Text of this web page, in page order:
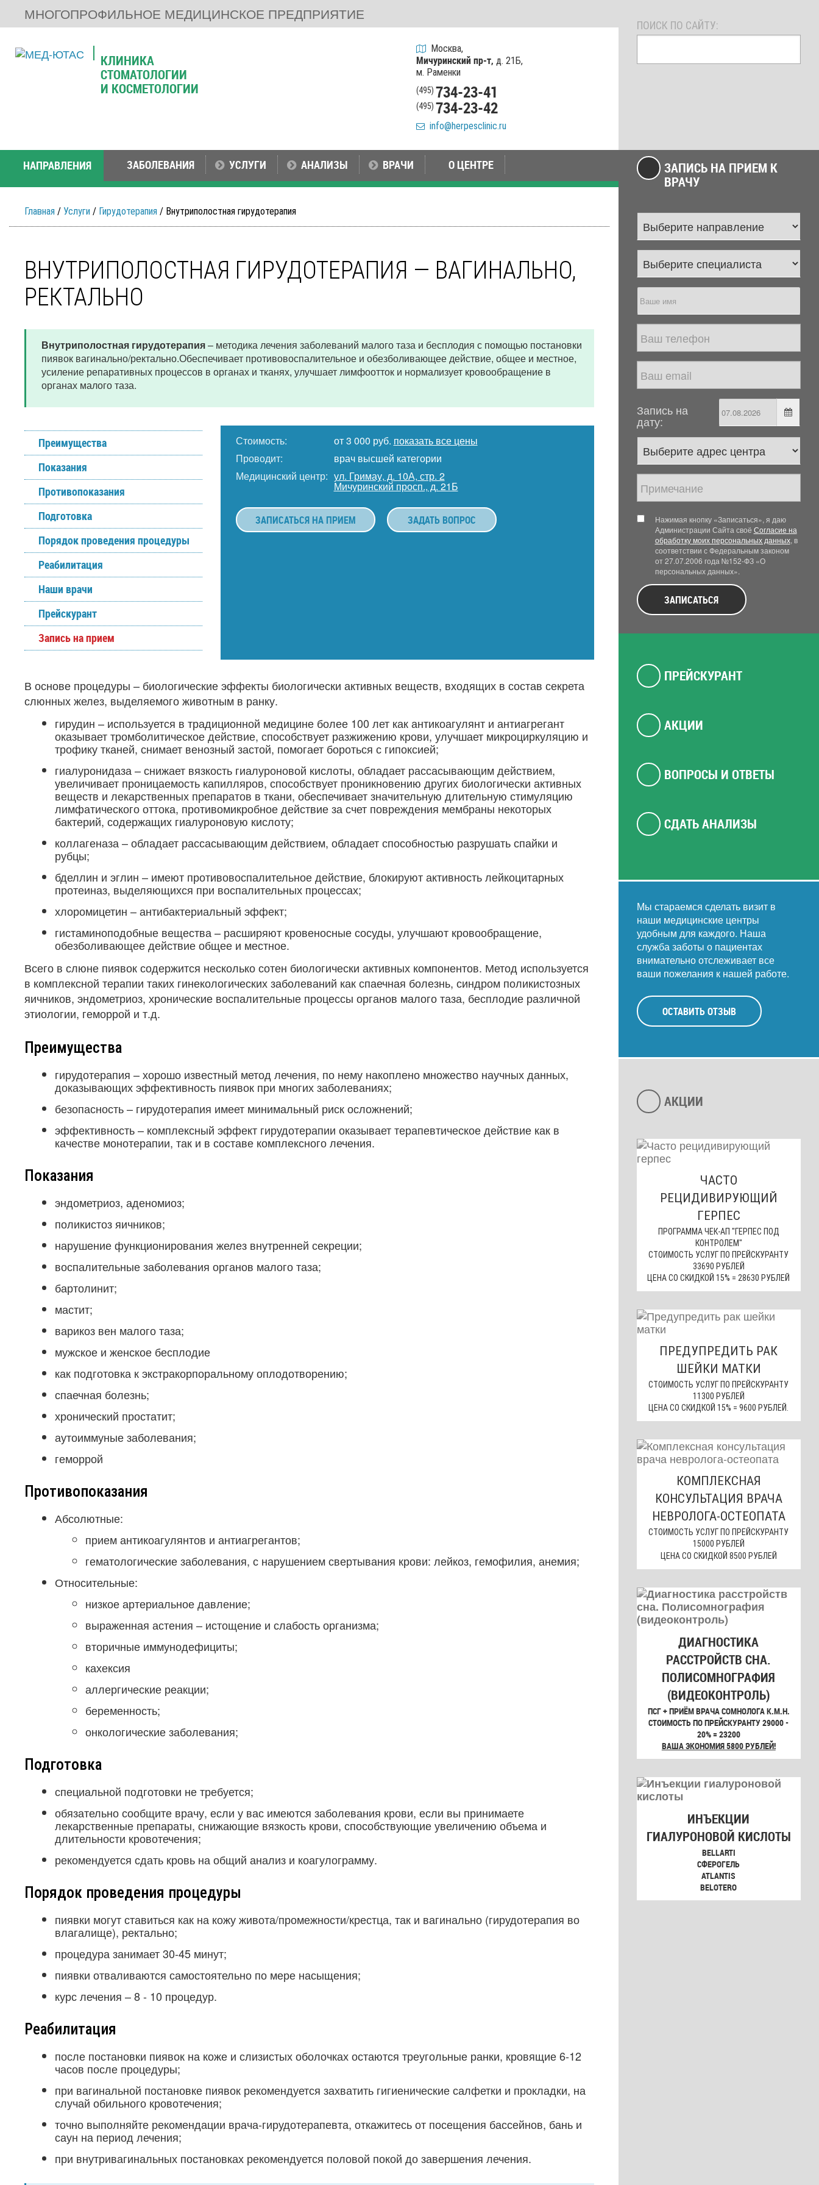
МНОГОПРОФИЛЬНОЕ МЕДИЦИНСКОЕ ПРЕДПРИЯТИЕ
КЛИНИКА
СТОМАТОЛОГИИ
И КОСМЕТОЛОГИИ
Москва,
Мичуринский пр-т, д. 21Б,
м. Раменки
(495)734-23-41
(495)734-23-42
info@herpesclinic.ru
ПОИСК ПО САЙТУ:
НАПРАВЛЕНИЯ ЗАБОЛЕВАНИЯ УСЛУГИ АНАЛИЗЫ ВРАЧИ О ЦЕНТРЕ
Главная / Услуги / Гирудотерапия / Внутриполостная гирудотерапия
ВНУТРИПОЛОСТНАЯ ГИРУДОТЕРАПИЯ — ВАГИНАЛЬНО,
РЕКТАЛЬНО
Внутриполостная гирудотерапия– методика лечения заболеваний малого таза и бесплодия с помощью постановки
пиявок вагинально/ректально.Обеспечивает противовоспалительное и обезболивающее действие, общее и местное,
усиление репаративных процессов в органах и тканях, улучшает лимфоотток и нормализует кровообращение в
органах малого таза.
Преимущества
Показания
Противопоказания
Подготовка
Порядок проведения процедуры
Реабилитация
Наши врачи
Прейскурант
Запись на прием
Стоимость: от 3 000 руб. показать все цены
Проводит:
врач высшей категории
Медицинский центр: ул. Гримау, д. 10А, стр. 2
Мичуринский просп., д. 21Б
ЗАПИСАТЬСЯ НА ПРИЕМ ЗАДАТЬ ВОПРОС
В основе процедуры – биологические эффекты биологически активных веществ, входящих в состав секрета
слюнных желез, выделяемого животным в ранку.
гирудин – используется в традиционной медицине более 100 лет как антикоагулянт и антиагрегант
оказывает тромболитическое действие, способствует разжижению крови, улучшает микроциркуляцию и
трофику тканей, снимает венозный застой, помогает бороться с гипоксией;
гиалуронидаза – снижает вязкость гиалуроновой кислоты, обладает рассасывающим действием,
увеличивает проницаемость капилляров, способствует проникновению других биологически активных
веществ и лекарственных препаратов в ткани, обеспечивает значительную длительную стимуляцию
лимфатического оттока, противомикробное действие за счет повреждения мембраны некоторых
бактерий, содержащих гиалуроновую кислоту;
коллагеназа – обладает рассасывающим действием, обладает способностью разрушать спайки и
рубцы;
бделлин и эглин – имеют противовоспалительное действие, блокируют активность лейкоцитарных
протеиназ, выделяющихся при воспалительных процессах;
хлоромицетин – антибактериальный эффект;
гистаминоподобные вещества – расширяют кровеносные сосуды, улучшают кровообращение,
обезболивающее действие общее и местное.
Всего в слюне пиявок содержится несколько сотен биологически активных компонентов. Метод используется
в комплексной терапии таких гинекологических заболеваний как спаечная болезнь, синдром поликистозных
яичников, эндометриоз, хронические воспалительные процессы органов малого таза, бесплодие различной
этиологии, геморрой и т.д.
Преимущества
гирудотерапия – хорошо известный метод лечения, по нему накоплено множество научных данных,
доказывающих эффективность пиявок при многих заболеваниях;
безопасность – гирудотерапия имеет минимальный риск осложнений;
эффективность – комплексный эффект гирудотерапии оказывает терапевтическое действие как в
качестве монотерапии, так и в составе комплексного лечения.
Показания
эндометриоз, аденомиоз;
поликистоз яичников;
нарушение функционирования желез внутренней секреции;
воспалительные заболевания органов малого таза;
бартолинит;
мастит;
варикоз вен малого таза;
мужское и женское бесплодие
как подготовка к экстракорпоральному оплодотворению;
спаечная болезнь;
хронический простатит;
аутоиммуные заболевания;
геморрой
Противопоказания
Абсолютные:
прием антикоагулянтов и антиагрегантов;
гематологические заболевания, с нарушением свертывания крови: лейкоз, гемофилия, анемия;
Относительные:
низкое артериальное давление;
выраженная астения – истощение и слабость организма;
вторичные иммунодефициты;
кахексия
аллергические реакции;
беременность;
онкологические заболевания;
Подготовка
специальной подготовки не требуется;
обязательно сообщите врачу, если у вас имеются заболевания крови, если вы принимаете
лекарственные препараты, снижающие вязкость крови, способствующие увеличению объема и
длительности кровотечения;
рекомендуется сдать кровь на общий анализ и коагулограмму.
Порядок проведения процедуры
пиявки могут ставиться как на кожу живота/промежности/крестца, так и вагинально (гирудотерапия во
влагалище), ректально;
процедура занимает 30-45 минут;
пиявки отваливаются самостоятельно по мере насыщения;
курс лечения – 8 - 10 процедур.
Реабилитация
после постановки пиявок на коже и слизистых оболочках остаются треугольные ранки, кровящие 6-12
часов после процедуры;
при вагинальной постановке пиявок рекомендуется захватить гигиенические салфетки и прокладки, на
случай обильного кровотечения;
точно выполняйте рекомендации врача-гирудотерапевта, откажитесь от посещения бассейнов, бань и
саун на период лечения;
при внутривагинальных постановках рекомендуется половой покой до завершения лечения.
ЗАПИСЬ НА ПРИЕМ К
ВРАЧУ
Запись на
дату:
Нажимая кнопку «Записаться», я даю
Администрации Сайта своё Согласие на
обработку моих персональных данных, в
соответствии с Федеральным законом
от 27.07.2006 года №152-ФЗ «О
персональных данных».
ЗАПИСАТЬСЯ
ПРЕЙСКУРАНТ
АКЦИИ
ВОПРОСЫ И ОТВЕТЫ
СДАТЬ АНАЛИЗЫ
Мы стараемся сделать визит в
наши медицинские центры
удобным для каждого. Наша
служба заботы о пациентах
внимательно отслеживает все
ваши пожелания к нашей работе.
ОСТАВИТЬ ОТЗЫВ
АКЦИИ
ЧАСТО
РЕЦИДИВИРУЮЩИЙ
ГЕРПЕС
ПРОГРАММА ЧЕК-АП "ГЕРПЕС ПОД
КОНТРОЛЕМ"
СТОИМОСТЬ УСЛУГ ПО ПРЕЙСКУРАНТУ
33690 РУБЛЕЙ
ЦЕНА СО СКИДКОЙ 15% = 28630 РУБЛЕЙ
ПРЕДУПРЕДИТЬ РАК
ШЕЙКИ МАТКИ
СТОИМОСТЬ УСЛУГ ПО ПРЕЙСКУРАНТУ
11300 РУБЛЕЙ
ЦЕНА СО СКИДКОЙ 15% = 9600 РУБЛЕЙ.
КОМПЛЕКСНАЯ
КОНСУЛЬТАЦИЯ ВРАЧА
НЕВРОЛОГА-ОСТЕОПАТА
СТОИМОСТЬ УСЛУГ ПО ПРЕЙСКУРАНТУ
15000 РУБЛЕЙ
ЦЕНА СО СКИДКОЙ 8500 РУБЛЕЙ
ДИАГНОСТИКА
РАССТРОЙСТВ СНА.
ПОЛИСОМНОГРАФИЯ
(ВИДЕОКОНТРОЛЬ)
ПСГ + ПРИЁМ ВРАЧА СОМНОЛОГА К.М.Н.
СТОИМОСТЬ ПО ПРЕЙСКУРАНТУ 29000 -
20% = 23200
ВАША ЭКОНОМИЯ 5800 РУБЛЕЙ!
ИНЪЕКЦИИ
ГИАЛУРОНОВОЙ КИСЛОТЫ
BELLARTI
СФЕРОГЕЛЬ
ATLANTIS
BELOTERO